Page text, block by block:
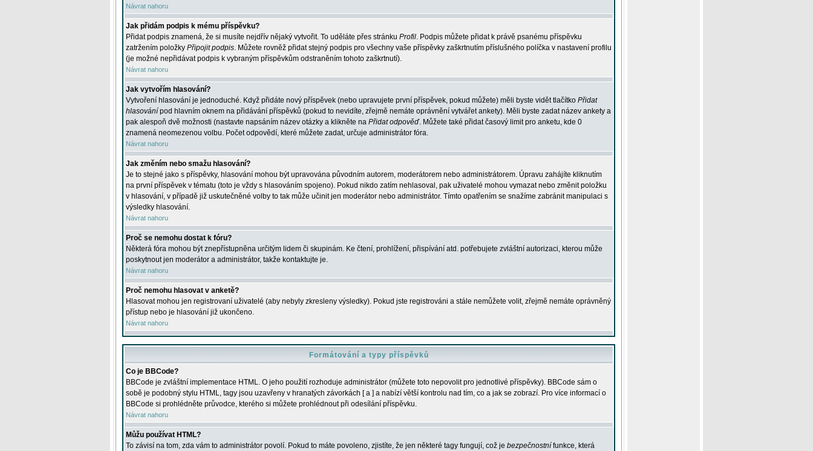
Návrat nahoru
Jak přidám podpis k mému příspěvku?
Přidat podpis znamená, že si musíte nejdřív nějaký vytvořit. To uděláte přes stránku Profil. Podpis můžete přidat k právě psanému příspěvku
zatržením položky Připojit podpis. Můžete rovněž přidat stejný podpis pro všechny vaše příspěvky zaškrtnutím příslušného políčka v nastavení profilu
(je možné nepřidávat podpis k vybraným příspěvkům odstraněním tohoto zaškrtnutí).
Návrat nahoru
Jak vytvořím hlasování?
Vytvoření hlasování je jednoduché. Když přidáte nový příspěvek (nebo upravujete první příspěvek, pokud můžete) měli byste vidět tlačítko Přidat
hlasování pod hlavním oknem na přidávání příspěvků (pokud to nevidíte, zřejmě nemáte oprávnění vytvářet ankety). Měli byste zadat název ankety a
pak alespoň dvě možnosti (nastavte napsáním název otázky a klikněte na Přidat odpověď. Můžete také přidat časový limit pro anketu, kde 0
znamená neomezenou volbu. Počet odpovědí, které můžete zadat, určuje administrátor fóra.
Návrat nahoru
Jak změním nebo smažu hlasování?
Je to stejné jako s příspěvky, hlasování mohou být upravována původním autorem, moderátorem nebo administrátorem. Úpravu zahájíte kliknutím
na první příspěvek v tématu (toto je vždy s hlasováním spojeno). Pokud nikdo zatím nehlasoval, pak uživatelé mohou vymazat nebo změnit položku
v hlasování, v případě již uskutečněné volby to tak může učinit jen moderátor nebo administrátor. Tímto opatřením se snažíme zabránit manipulaci s
výsledky hlasování.
Návrat nahoru
Proč se nemohu dostat k fóru?
Některá fóra mohou být znepřístupněna určitým lidem či skupinám. Ke čtení, prohlížení, přispívání atd. potřebujete zvláštní autorizaci, kterou může
poskytnout jen moderátor a administrátor, takže kontaktujte je.
Návrat nahoru
Proč nemohu hlasovat v anketě?
Hlasovat mohou jen registrovaní uživatelé (aby nebyly zkresleny výsledky). Pokud jste registrováni a stále nemůžete volit, zřejmě nemáte oprávněný
přístup nebo je hlasování již ukončeno.
Návrat nahoru
Formátování a typy příspěvků
Co je BBCode?
BBCode je zvláštní implementace HTML. O jeho použití rozhoduje administrátor (můžete toto nepovolit pro jednotlivé příspěvky). BBCode sám o
sobě je podobný stylu HTML, tagy jsou uzavřeny v hranatých závorkách [ a ] a nabízí větší kontrolu nad tím, co a jak se zobrazí. Pro více informací o
BBCode si prohlédněte průvodce, kterého si můžete prohlédnout při odesílání příspěvku.
Návrat nahoru
Můžu používat HTML?
To závisí na tom, zda vám to administrátor povolí. Pokud to máte povoleno, zjistíte, že jen některé tagy fungují, což je bezpečnostní funkce, která